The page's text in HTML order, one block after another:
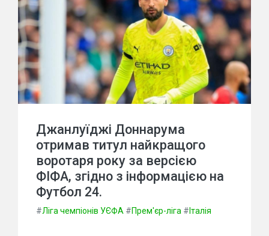
Джанлуїджі Доннарума
отримав титул найкращого
воротаря року за версією
ФІФА, згідно з інформацією на
Футбол 24.
#Ліга чемпіонів УЄФА #Прем'єр-ліга # Італія